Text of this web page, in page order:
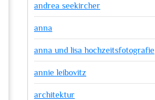
andrea seekircher
anna
anna und lisa hochzeitsfotografie
annie leibovitz
architektur